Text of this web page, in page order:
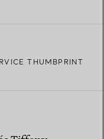
THUMBPRINT